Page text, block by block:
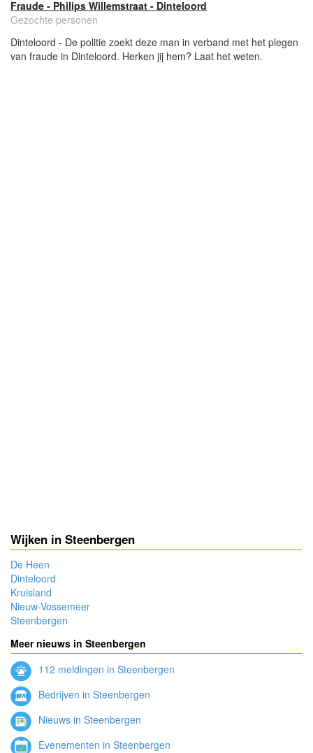
Fraude - Philips Willemstraat - Dinteloord
Gezochte personen
Dinteloord - De politie zoekt deze man in verband met het plegen
van fraude in Dinteloord. Herken jij hem? Laat het weten.
Wijken in Steenbergen
De Heen
Dinteloord
Kruisland
Nieuw-Vossemeer
Steenbergen
Meer nieuws in Steenbergen
112 meldingen in Steenbergen
Bedrijven in Steenbergen
Nieuws in Steenbergen
Evenementen in Steenbergen